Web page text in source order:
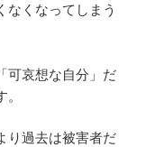
なくなってしまう
可哀想な自分」だ
り過去は被害者だ